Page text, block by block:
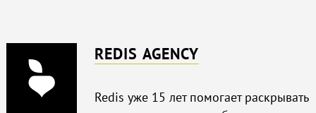
REDIS AGENCY
Redis уже 15 лет помогает раскрывать